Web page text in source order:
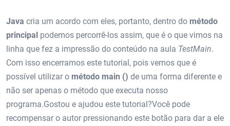
Java cria um acordo com eles, portanto, dentro do método
principal podemos percorrê-los assim, que é o que vimos na
linha que fez a impressão do conteúdo na aula TestMain.
Com isso encerramos este tutorial, pois vemos que é
possível utilizar o método main () de uma forma diferente e
não ser apenas o método que executa nosso
programa.Gostou e ajudou este tutorial?Você pode
recompensar o autor pressionando este botão para dar a ele